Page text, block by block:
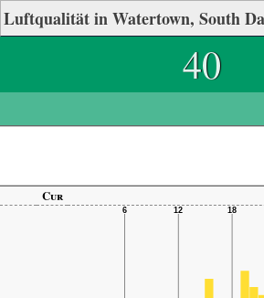
Luftqualität in Watertown, South
40
Cur